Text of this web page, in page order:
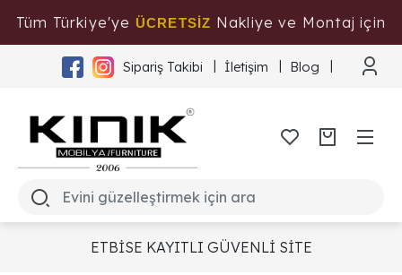
Tüm Türkiye'ye ÜCRETSİZ Nakliye ve Montaj için
Tıklayınız
Sipariş Takibi İletişim Blog
ETBİSE KAYITLI GÜVENLİ SİTE